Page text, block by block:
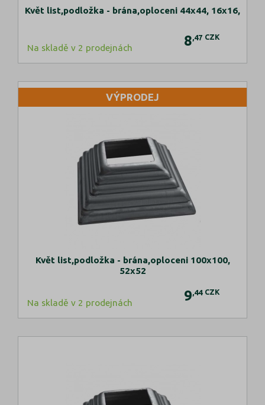
Květ list,podložka - brána,oploceni 44x44, 16x16,
Na skladě v 2 prodejnách 8 ,47 CZK
VÝPRODEJ
Květ list,podložka - brána,oploceni 100x100,
52x52
Na skladě v 2 prodejnách 9 ,44 CZK